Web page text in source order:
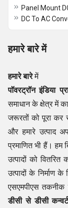
DC To AC
हमारे बारे में
हमारे बारेमें
पॉवरट्रॉन इंडिया
समाधान के क्षेत्र में
जरूरतों को पूरा कर
और हमारे उत्पाद
प्रमाणित भी हैं। हम
उत्पादों को
उत्पादों के निर्माण
एसएमपीएस
डीसी से डीसी